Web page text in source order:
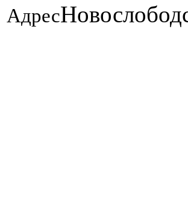
Адрес